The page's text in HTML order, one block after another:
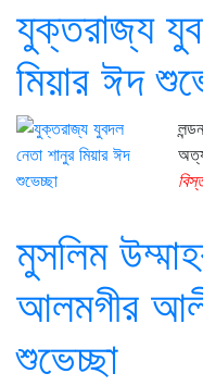
যুক্তরাজ্য
মিয়ার ঈদ
মুসলিম
আলমগীর
শুভেচ্ছা